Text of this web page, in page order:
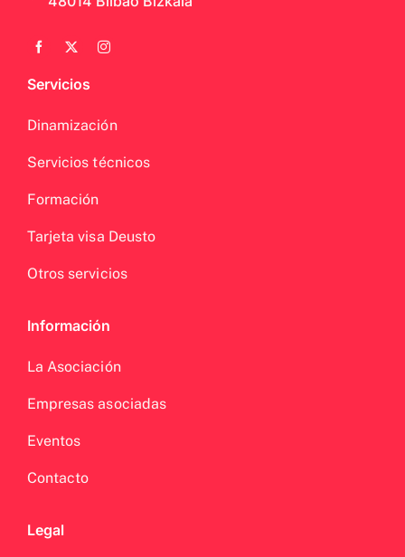
Servicios
Dinamización
Servicios técnicos
Formación
Tarjeta visa Deusto
Otros servicios
Información
La Asociación
Empresas asociadas
Eventos
Contacto
Legal